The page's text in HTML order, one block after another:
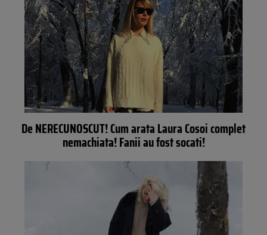
De NERECUNOSCUT! Cum arata Laura Cosoi complet
nemachiata! Fanii au fost socati!